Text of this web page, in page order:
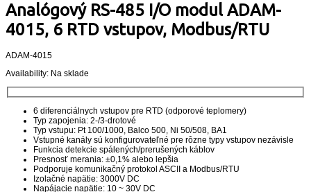
Analógový RS-485 I/O modul ADAM-
4015, 6 RTD vstupov, Modbus/RTU
ADAM-4015
Availability: Na sklade
6 diferenciálnych vstupov pre RTD (odporové teplomery)
Typ zapojenia: 2-/3-drotové
Typ vstupu: Pt 100/1000, Balco 500, Ni 50/508, BA1
Vstupné kanály sú konfigurovateľné pre rôzne typy vstupov nezávisle
Funkcia detekcie spálených/prerušených káblov
Presnosť merania: ±0,1% alebo lepšia
Podporuje komunikačný protokol ASCII a Modbus/RTU
Izolačné napätie: 3000V DC
Napájacie napätie: 10 ~ 30V DC